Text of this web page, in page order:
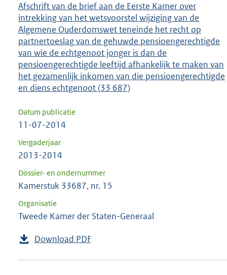
Afschrift van de brief aan de Eerste Kamer over
intrekking van het wetsvoorstel wijziging van de
Algemene Ouderdomswet teneinde het recht op
partnertoeslag van de gehuwde pensioengerechtigde
van wie de echtgenoot jonger is dan de
pensioengerechtigde leeftijd afhankelijk te maken van
het gezamenlijk inkomen van die pensioengerechtigde
en diens echtgenoot (33 687)
Datum publicatie
11-07-2014
Vergaderjaar
2013-2014
Dossier- en ondernummer
Kamerstuk 33687, nr. 15
Organisatie
Tweede Kamer der Staten-Generaal
Download PDF